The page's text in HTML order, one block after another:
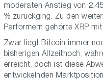
moderaten Anstieg von
% zurückging. Zu den
Performern gehörte XRP
Zwar liegt Bitcoin immer
bisherigen Allzeithoch,
erreicht, doch ist diese
entwickelnden